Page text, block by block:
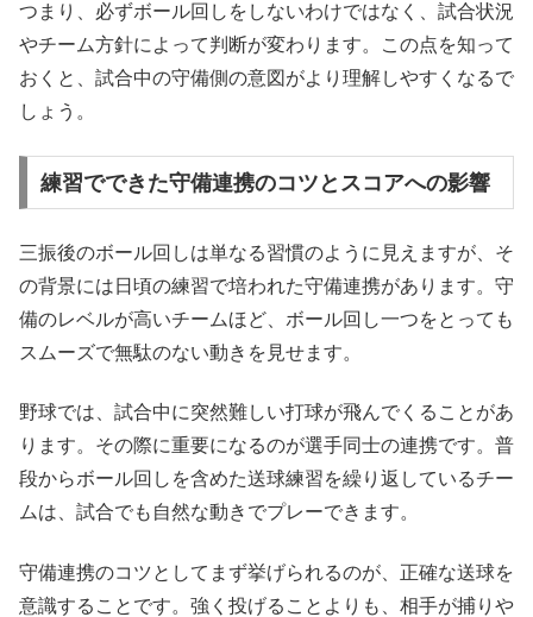
つまり、必ずボール回しをしないわけではなく、試合状況
やチーム方針によって判断が変わります。この点を知って
おくと、試合中の守備側の意図がより理解しやすくなるで
しょう。
練習でできた守備連携のコツとスコアへの影響
三振後のボール回しは単なる習慣のように見えますが、そ
の背景には日頃の練習で培われた守備連携があります。守
備のレベルが高いチームほど、ボール回し一つをとっても
スムーズで無駄のない動きを見せます。
野球では、試合中に突然難しい打球が飛んでくることがあ
ります。その際に重要になるのが選手同士の連携です。普
段からボール回しを含めた送球練習を繰り返しているチー
ムは、試合でも自然な動きでプレーできます。
守備連携のコツとしてまず挙げられるのが、正確な送球を
意識することです。強く投げることよりも、相手が捕りや